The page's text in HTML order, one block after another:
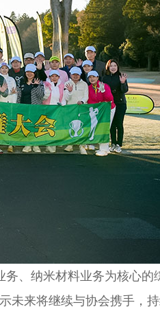
、纳米材料业务为核心的
未来将继续与协会携手，